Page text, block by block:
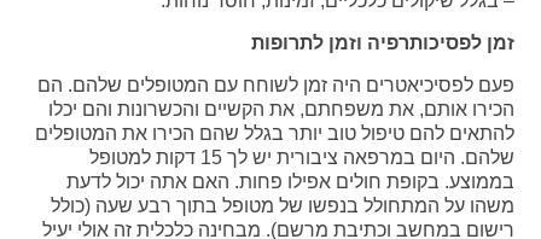
זמן לפסיכותרפיה וזמן לתרופות
פעם לפסיכיאטרים היה זמן לשוחח עם המטופלים שלהם. הם
הכירו אותם, את משפחתם, את הקשיים והכשרונות והם יכלו
להתאים להם טיפול טוב יותר בגלל שהם הכירו את המטופלים
שלהם. היום במרפאה ציבורית יש לך 15 דקות למטופל
בממוצע. בקופת חולים אפילו פחות. האם אתה יכול לדעת
משהו על המתחולל בנפשו של מטופל בתוך רבע שעה (כולל
רישום במחשב וכתיבת מרשם). מבחינה כלכלית זה אולי יעיל